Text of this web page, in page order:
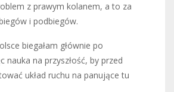
z prawym kolanem, a to za
i podbiegów.
biegałam głównie po
nauka na przyszłość, by przed
układ ruchu na panujące tu